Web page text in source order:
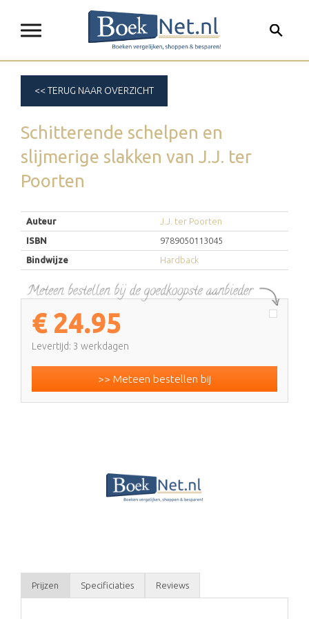
<< TERUG NAAR OVERZICHT
Schitterende schelpen en
slijmerige slakken van J.J. ter
Poorten
Auteur
J.J. ter Poorten
ISBN
9789050113045
Bindwijze
Hardback
€ 24.95
Levertijd: 3 werkdagen
>> Meteen bestellen bij
Prijzen Specificiaties Reviews